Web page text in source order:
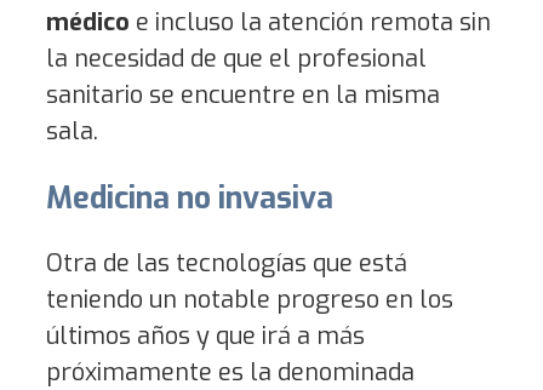
médico e incluso la atención remota sin
la necesidad de que el profesional
sanitario se encuentre en la misma
sala.
Medicina no invasiva
Otra de las tecnologías que está
teniendo un notable progreso en los
últimos años y que irá a más
próximamente es la denominada